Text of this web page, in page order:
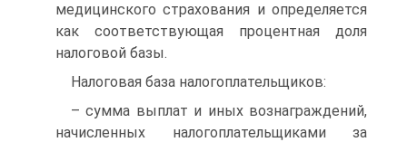
медицинского страхования и определяется
как соответствующая процентная доля
налоговой базы.
Налоговая база налогоплательщиков:
– сумма выплат и иных вознаграждений,
начисленных налогоплательщиками за